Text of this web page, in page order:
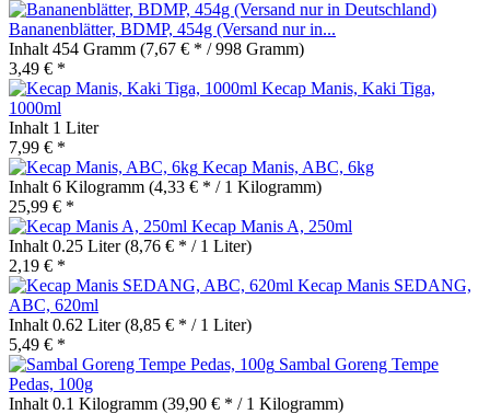
Bananenblätter, BDMP, 454g (Versand nur in...
Inhalt 454 Gramm (7,67 € * / 998 Gramm)
3,49 € *
Kecap Manis, Kaki Tiga,
1000ml
Inhalt 1 Liter
7,99 € *
Kecap Manis, ABC, 6kg
Inhalt 6 Kilogramm (4,33 € * / 1 Kilogramm)
25,99 € *
Kecap Manis A, 250ml
Inhalt 0.25 Liter(8,76 € * / 1 Liter)
2,19 € *
Kecap Manis SEDANG,
ABC, 620ml
Inhalt 0.62 Liter(8,85 € * / 1 Liter)
5,49 € *
Sambal Goreng Tempe
Pedas, 100g
Inhalt 0.1 Kilogramm (39,90 € * / 1 Kilogramm)